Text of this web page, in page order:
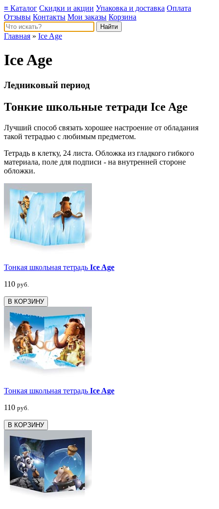
≡ Каталог Скидки и акции Упаковка и доставка Оплата
Отзывы Контакты Мои заказы Корзина
Главная » Ice Age
Ice Age
Ледниковый период
Тонкие школьные тетради Ice Age
Лучший способ связать хорошее настроение от обладания
такой тетрадью c любимым предметом.
Тетрадь в клетку, 24 листа. Обложка из гладкого гибкого
материала, поле для подписи - на внутренней стороне
обложки.
Тонкая школьная тетрадь Ice Age
110 руб.
В КОРЗИНУ
Тонкая школьная тетрадь Ice Age
110 руб.
В КОРЗИНУ